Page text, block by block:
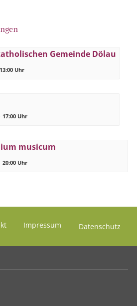
Gemeinde Dölau
13:00 Uhr
17:00 Uhr
musicum
20:00 Uhr
Impressum Datenschutz